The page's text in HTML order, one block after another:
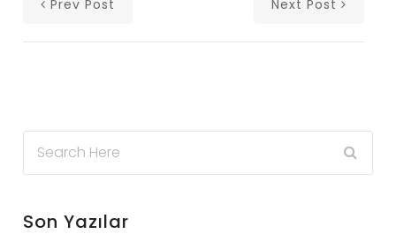
Prev Post Next Post
Son Yazılar